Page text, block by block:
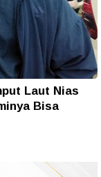
Laut Nias
Bisa